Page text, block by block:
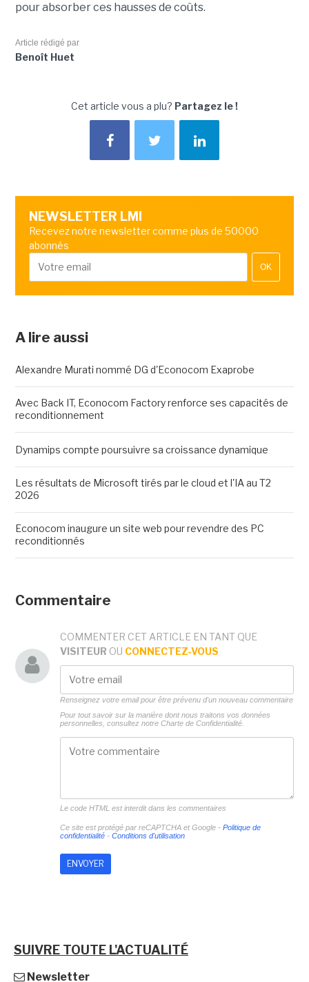
pour absorber ces hausses de coûts.
Article rédigé par
Benoît Huet
Cet article vous a plu? Partagez le !
NEWSLETTER LMI
Recevez notre newsletter comme plus de 50000
abonnés
OK
A lire aussi
Alexandre Murati nommé DG d'Econocom Exaprobe
Avec Back IT, Econocom Factory renforce ses capacités de
reconditionnement
Dynamips compte poursuivre sa croissance dynamique
Les résultats de Microsoft tirés par le cloud et l'IA au T2
2026
Econocom inaugure un site web pour revendre des PC
reconditionnés
Commentaire
COMMENTER CET ARTICLE EN TANT QUE
VISITEUR OU CONNECTEZ-VOUS
Renseignez votre email pour être prévenu d'un nouveau commentaire
Pour tout savoir sur la manière dont nous traitons vos données
personnelles, consultez notre Charte de Confidentialité.
Le code HTML est interdit dans les commentaires
Ce site est protégé par reCAPTCHA et Google - Politique de
confidentialité- Conditions d'utilisation
SUIVRE TOUTE L'ACTUALITÉ
Newsletter